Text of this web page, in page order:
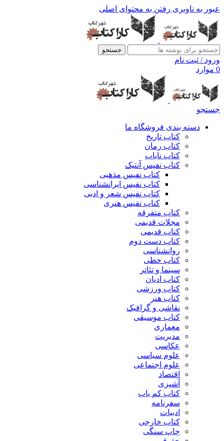
عبور به ناوبری رفتن به محتوای اصلی
جستجو
ورود / ثبت نام
0 موارد
جستجو
دسته بندی فروشگاه ما
کتاب تاریخ
کتاب رمان
کتاب نایاب
کتاب نفیس آنتیک
کتاب نفیس مذهبی
کتاب نفیس ایرانشناسی
کتاب نفیس شعر و ادبی
کتاب نفیس هنری
کتاب متفرقه
مجلات قدیمی
کتاب قدیمی
کتاب دست دوم
روانشناسی
کتاب خطی
سینما و تئاتر
کتاب ادیان
کتاب ورزشی
کتاب هنر
نقاشی و گرافیک
کتاب موسیقی
معماری
مدیریت
عکاسی
علوم سیاسی
علوم اجتماعی
اقتصاد
آشپزی
کتاب کم یاب
سفرنامه
ادبیات
کتاب خارجی
چاپ سنگی